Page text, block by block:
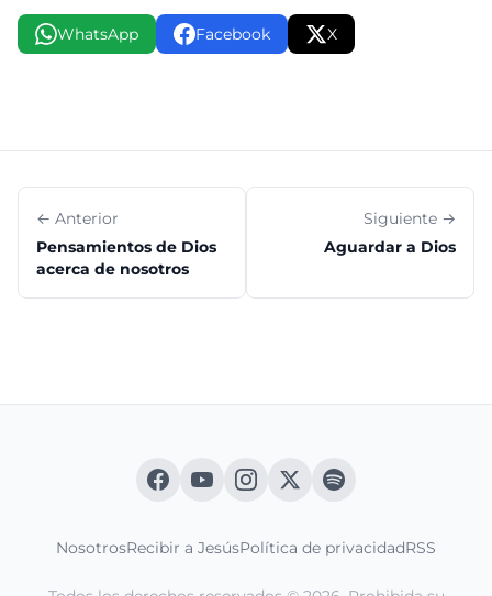
WhatsApp Facebook X
← Anterior
Pensamientos de Dios
acerca de nosotros
Siguiente →
Aguardar a Dios
NosotrosRecibir a JesúsPolítica de privacidadRSS